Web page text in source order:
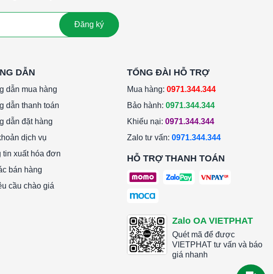
Đăng ký
DẪN
dẫn mua hàng
dẫn thanh toán
dẫn đặt hàng
dịch vụ
tin xuất hóa đơn
bán hàng
cầu chào giá
TỔNG ĐÀI HỖ TRỢ
Mua hàng: 0971.344.344
Bảo hành: 0971.344.344
Khiếu nại: 0971.344.344
Zalo tư vấn: 0971.344.344
HỖ TRỢ THANH TOÁN
Zalo OA VIETPHAT
Quét mã để được
VIETPHAT tư vấn và báo
giá nhanh